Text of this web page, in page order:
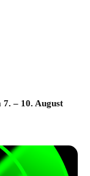
– 10. August